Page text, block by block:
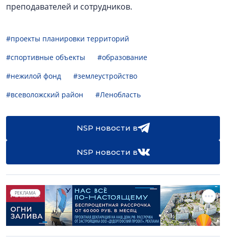
преподавателей и сотрудников.
#проекты планировки территорий
#спортивные объекты
#образование
#нежилой фонд
#землеустройство
#всеволожский район
#Ленобласть
NSP новости в
NSP новости в
РЕКЛАМА